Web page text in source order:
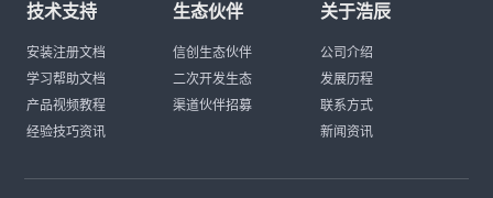
技术支持
安装注册文档
学习帮助文档
产品视频教程
经验技巧资讯
生态伙伴
信创生态伙伴
二次开发生态
渠道伙伴招募
关于浩辰
公司介绍
发展历程
联系方式
新闻资讯